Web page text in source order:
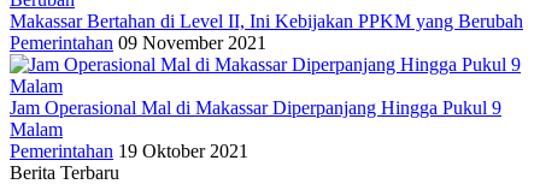
Makassar Bertahan di Level II, Ini Kebijakan PPKM yang Berubah
Pemerintahan 09 November 2021
Jam Operasional Mal di Makassar Diperpanjang Hingga Pukul 9
Malam
Pemerintahan 19 Oktober 2021
Berita Terbaru